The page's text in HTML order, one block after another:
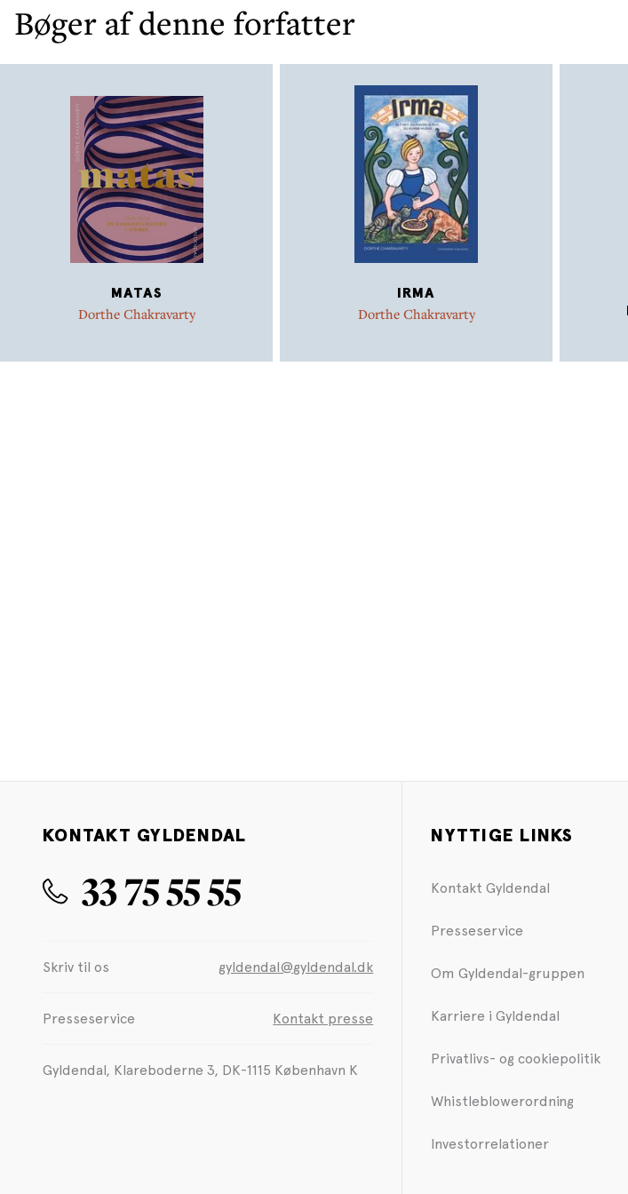
Bøger af denne forfatter
MATAS
Dorthe Chakravarty
IRMA
Dorthe Chakravarty
KONTAKT GYLDENDAL
33 75 55 55
Skriv til os gyldendal@gyldendal.dk
Presseservice Kontakt presse
Gyldendal, Klareboderne 3, DK-1115 København K
NYTTIGE LINKS
Kontakt Gyldendal
Presseservice
Om Gyldendal-gruppen
Karriere i Gyldendal
Privatlivs- og cookiepolitik
Whistleblowerordning
Investorrelationer